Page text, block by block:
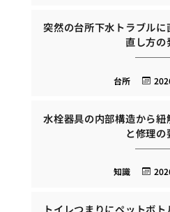
突然の台所下水トラブルに
直し方の
台所
水栓器具の内部構造から
と修理の
知識
トイレつまりにペットボ